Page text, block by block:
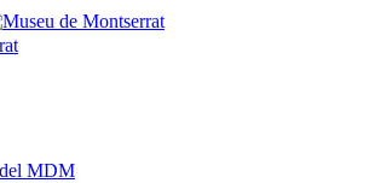
MDM